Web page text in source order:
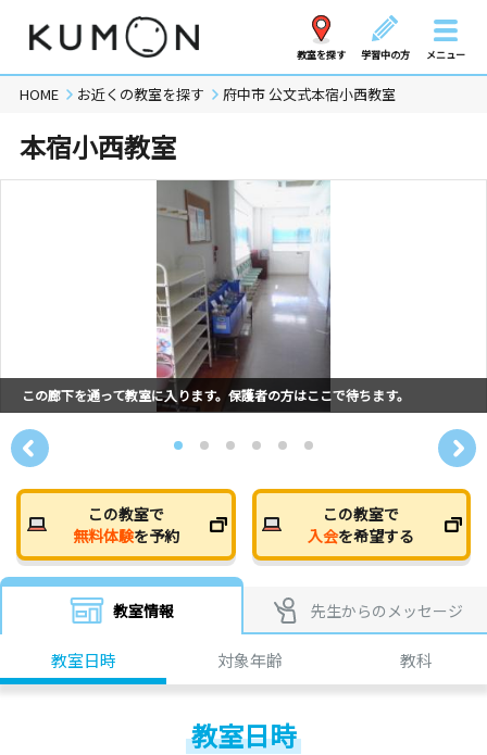
教室を探す 学習中の方 メニュー
HOME お近くの教室を探す 府中市 公文式本宿小西教室
本宿小西教室
この廊下を通って教室に入ります。保護者の方はここで待ちます。
この教室で
無料体験を予約
この教室で
入会を希望する
教室情報 先生からのメッセージ
教室日時 対象年齢 教科
教室日時